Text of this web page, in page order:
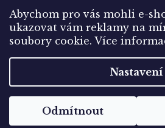
Abychom pro vás mohli e-
ukazovat vám reklamy na
soubory cookie. Více
Nastavení
Odmítnout
O
v
l
d
a
c
í
10položek
Copyright 2026Sbírám.cz.
Upravit nastavení